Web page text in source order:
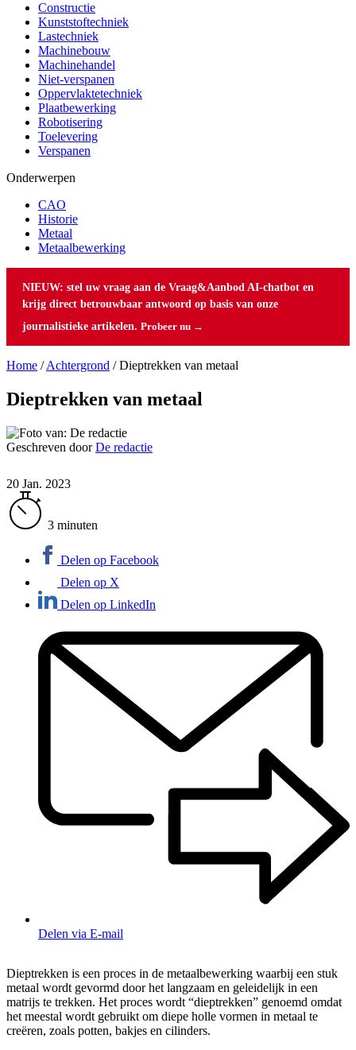
Constructie
Kunststoftechniek
Lastechniek
Machinebouw
Machinehandel
Niet-verspanen
Oppervlaktetechniek
Plaatbewerking
Robotisering
Toelevering
Verspanen
Onderwerpen
CAO
Historie
Metaal
Metaalbewerking
NIEUW: stel uw vraag aan de Vraag&Aanbod AI-chatbot en
krijg direct betrouwbaar antwoord op basis van onze
journalistieke artikelen. Probeer nu →
Home /Achtergrond /Dieptrekken van metaal
Dieptrekken van metaal
Geschreven doorDe redactie
20 Jan. 2023
3 minuten
Delen op Facebook
Delen op X
Delen op LinkedIn
Delen via E-mail
Dieptrekken is een proces in de metaalbewerking waarbij een stuk
metaal wordt gevormd door het langzaam en geleidelijk in een
matrijs te trekken. Het proces wordt “dieptrekken” genoemd omdat
het meestal wordt gebruikt om diepe holle vormen in metaal te
creëren, zoals potten, bakjes en cilinders.